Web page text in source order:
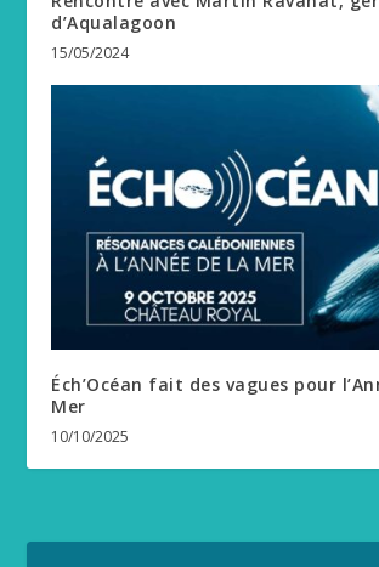
d’Aqualagoon
15/05/2024
Éch’Océan fait des vagues pour
Mer
10/10/2025